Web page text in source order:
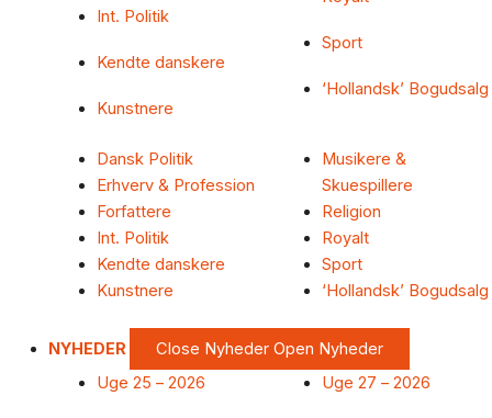
Int. Politik
Kendte danskere
Kunstnere
Sport
‘Hollandsk’ Bogudsalg
Dansk Politik
Erhverv & Profession
Forfattere
Int. Politik
Kendte danskere
Kunstnere
Musikere &
Skuespillere
Religion
Royalt
Sport
‘Hollandsk’ Bogudsalg
NYHEDER Close Nyheder Open Nyheder
Uge 25 – 2026
Uge 27 – 2026